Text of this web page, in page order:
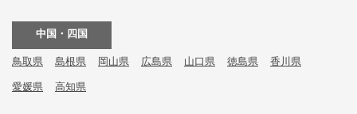
中国・四国
鳥取県 島根県 岡山県 広島県 山口県 徳島県 香川県
愛媛県 高知県